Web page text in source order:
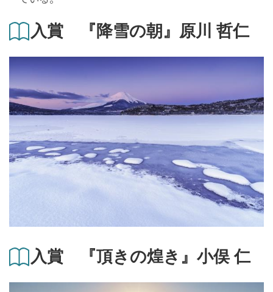
入賞 『降雪の朝』原川 哲仁
入賞 『頂きの煌き』小俣 仁